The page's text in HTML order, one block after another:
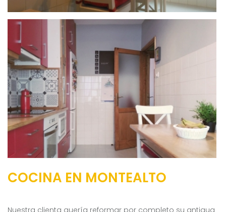
COCINA EN MONTEALTO
Nuestra clienta quería reformar por completo su antigua